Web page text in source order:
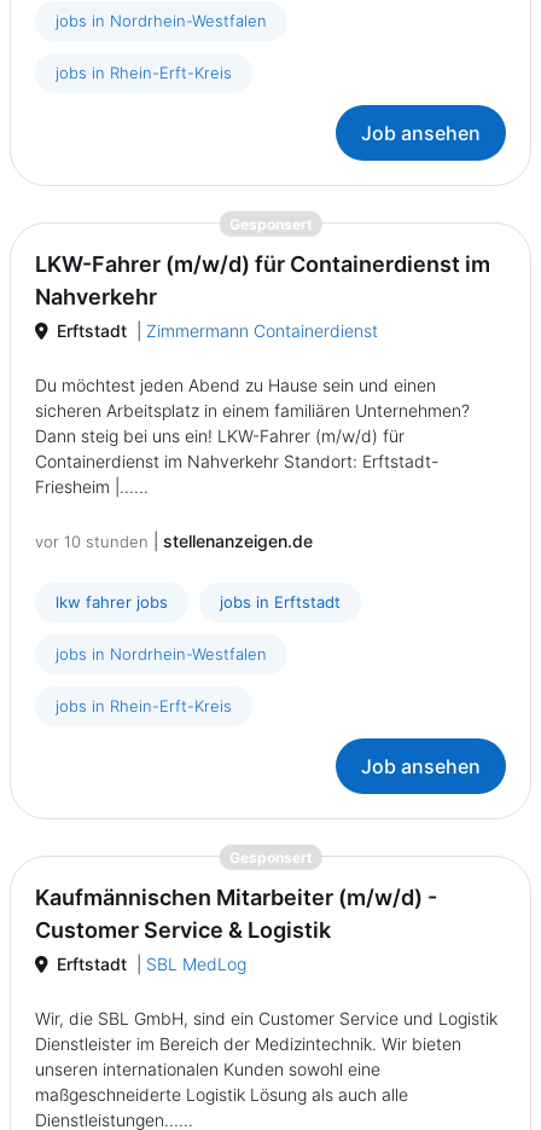
jobs in Nordrhein-Westfalen
jobs in Rhein-Erft-Kreis
Job ansehen
Gesponsert{prompt.job}
LKW-Fahrer (m/w/d) für Containerdienst im
Nahverkehr
Erftstadt Zimmermann Containerdienst
Du möchtest jeden Abend zu Hause sein und einen
sicheren Arbeitsplatz in einem familiären Unternehmen?
Dann steig bei uns ein! LKW-Fahrer (m/w/d) für
Containerdienst im Nahverkehr Standort: Erftstadt-
Friesheim |......
vor 10 stunden stellenanzeigen.de
lkw fahrer jobs jobs in Erftstadt
jobs in Nordrhein-Westfalen
jobs in Rhein-Erft-Kreis
Job ansehen
Gesponsert{prompt.job}
Kaufmännischen Mitarbeiter (m/w/d) -
Customer Service & Logistik
Erftstadt SBL MedLog
Wir, die SBL GmbH, sind ein Customer Service und Logistik
Dienstleister im Bereich der Medizintechnik. Wir bieten
unseren internationalen Kunden sowohl eine
maßgeschneiderte Logistik Lösung als auch alle
Dienstleistungen......